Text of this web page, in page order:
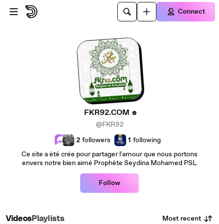
Skip to main content
Connect
FKR92.COM
@FKR92
2 followers 1 following
Ce site a été crée pour partager l'amour que nous portons
envers notre bien aimé Prophète Seydina Mohamed PSL
Follow
VideosPlaylists Most recent